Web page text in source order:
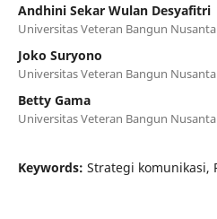
Andhini Sekar Wulan Desyafitri
Universitas Veteran Bangun
Joko Suryono
Universitas Veteran Bangun
Betty Gama
Universitas Veteran Bangun
Keywords: Strategi komunikasi,